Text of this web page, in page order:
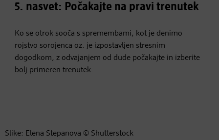
5. nasvet: Počakajte na pravi trenutek
Ko se otrok sooča s spremembami, kot je denimo
rojstvo sorojenca oz. je izpostavljen stresnim
dogodkom, z odvajanjem od dude počakajte in izberite
bolj primeren trenutek.
Slike: Elena Stepanova © Shutterstock